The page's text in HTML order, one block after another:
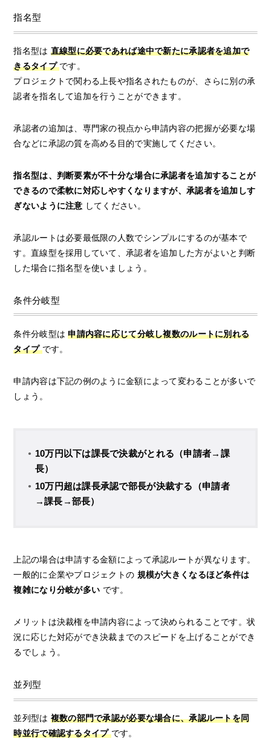
指名型
指名型は 直線型に必要であれば途中で新たに承認者を追加で
きるタイプです。
プロジェクトで関わる上長や指名されたものが、さらに別の承
認者を指名して追加を行うことができます。
承認者の追加は、専門家の視点から申請内容の把握が必要な場
合などに承認の質を高める目的で実施してください。
指名型は、判断要素が不十分な場合に承認者を追加することが
できるので柔軟に対応しやすくなりますが、承認者を追加しす
ぎないように注意 してください。
承認ルートは必要最低限の人数でシンプルにするのが基本で
す。直線型を採用していて、承認者を追加した方がよいと判断
した場合に指名型を使いましょう。
条件分岐型
条件分岐型は申請内容に応じて分岐し複数のルートに別れる
タイプです。
申請内容は下記の例のように金額によって変わることが多いで
しょう。
10万円以下は課長で決裁がとれる（申請者→課
長）
10万円超は課長承認で部長が決裁する（申請者
→課長→部長）
上記の場合は申請する金額によって承認ルートが異なります。
一般的に企業やプロジェクトの 規模が大きくなるほど条件は
複雑になり分岐が多い です。
メリットは決裁権を申請内容によって決められることです。状
況に応じた対応ができ決裁までのスピードを上げることができ
るでしょう。
並列型
並列型は 複数の部門で承認が必要な場合に、承認ルートを同
時並行で確認するタイプです。